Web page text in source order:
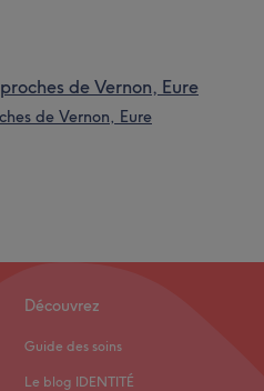
de Vernon, Eure
de Vernon, Eure
Découvrez
Guide des soins
Le blog IDENTITÉ